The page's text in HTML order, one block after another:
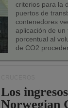
criterios para la
puertos de
contenedores
aplicación de
porcentual al
de CO2
Los
Norwegian